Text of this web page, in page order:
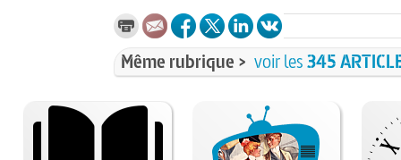
Même rubrique > voir les345